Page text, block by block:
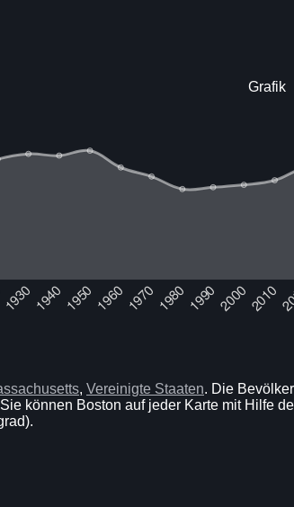
Grafik
, Vereinigte Staaten. Die
können Boston auf jeder Karte mit Hilfe